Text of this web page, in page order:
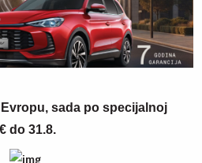
sada po specijalnoj
do 31.8.